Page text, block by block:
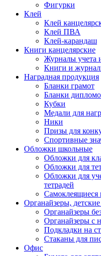
Фигурки
Клей
Клей
Клей ПВА
Клей-карандаш
Книги канцелярские
Журналы учета
Книги и
Наградная продукция
Бланки грамот
Бланки
Кубки
Медали для
Ники
Призы для
Спортивные
Обложки школьные
Обложки для
Обложки для
Обложки для
тетрадей
Самоклеящиеся
Органайзеры,
Органайзеры
Органайзеры с
Подкладки на
Стаканы для
Офис